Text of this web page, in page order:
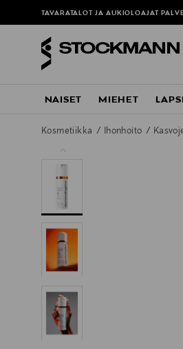
TAVARATALOT JA AUKIOLOAJAT
NAISET MIEHET
Kosmetiikka Ihonhoito